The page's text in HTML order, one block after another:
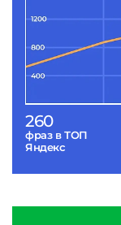
260
фраз в ТОП
Яндекс